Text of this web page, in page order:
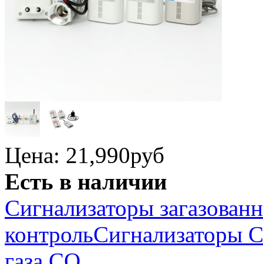
Цена: 21,990руб
Есть в наличии
Сигнализаторы
контрольСигнализаторы